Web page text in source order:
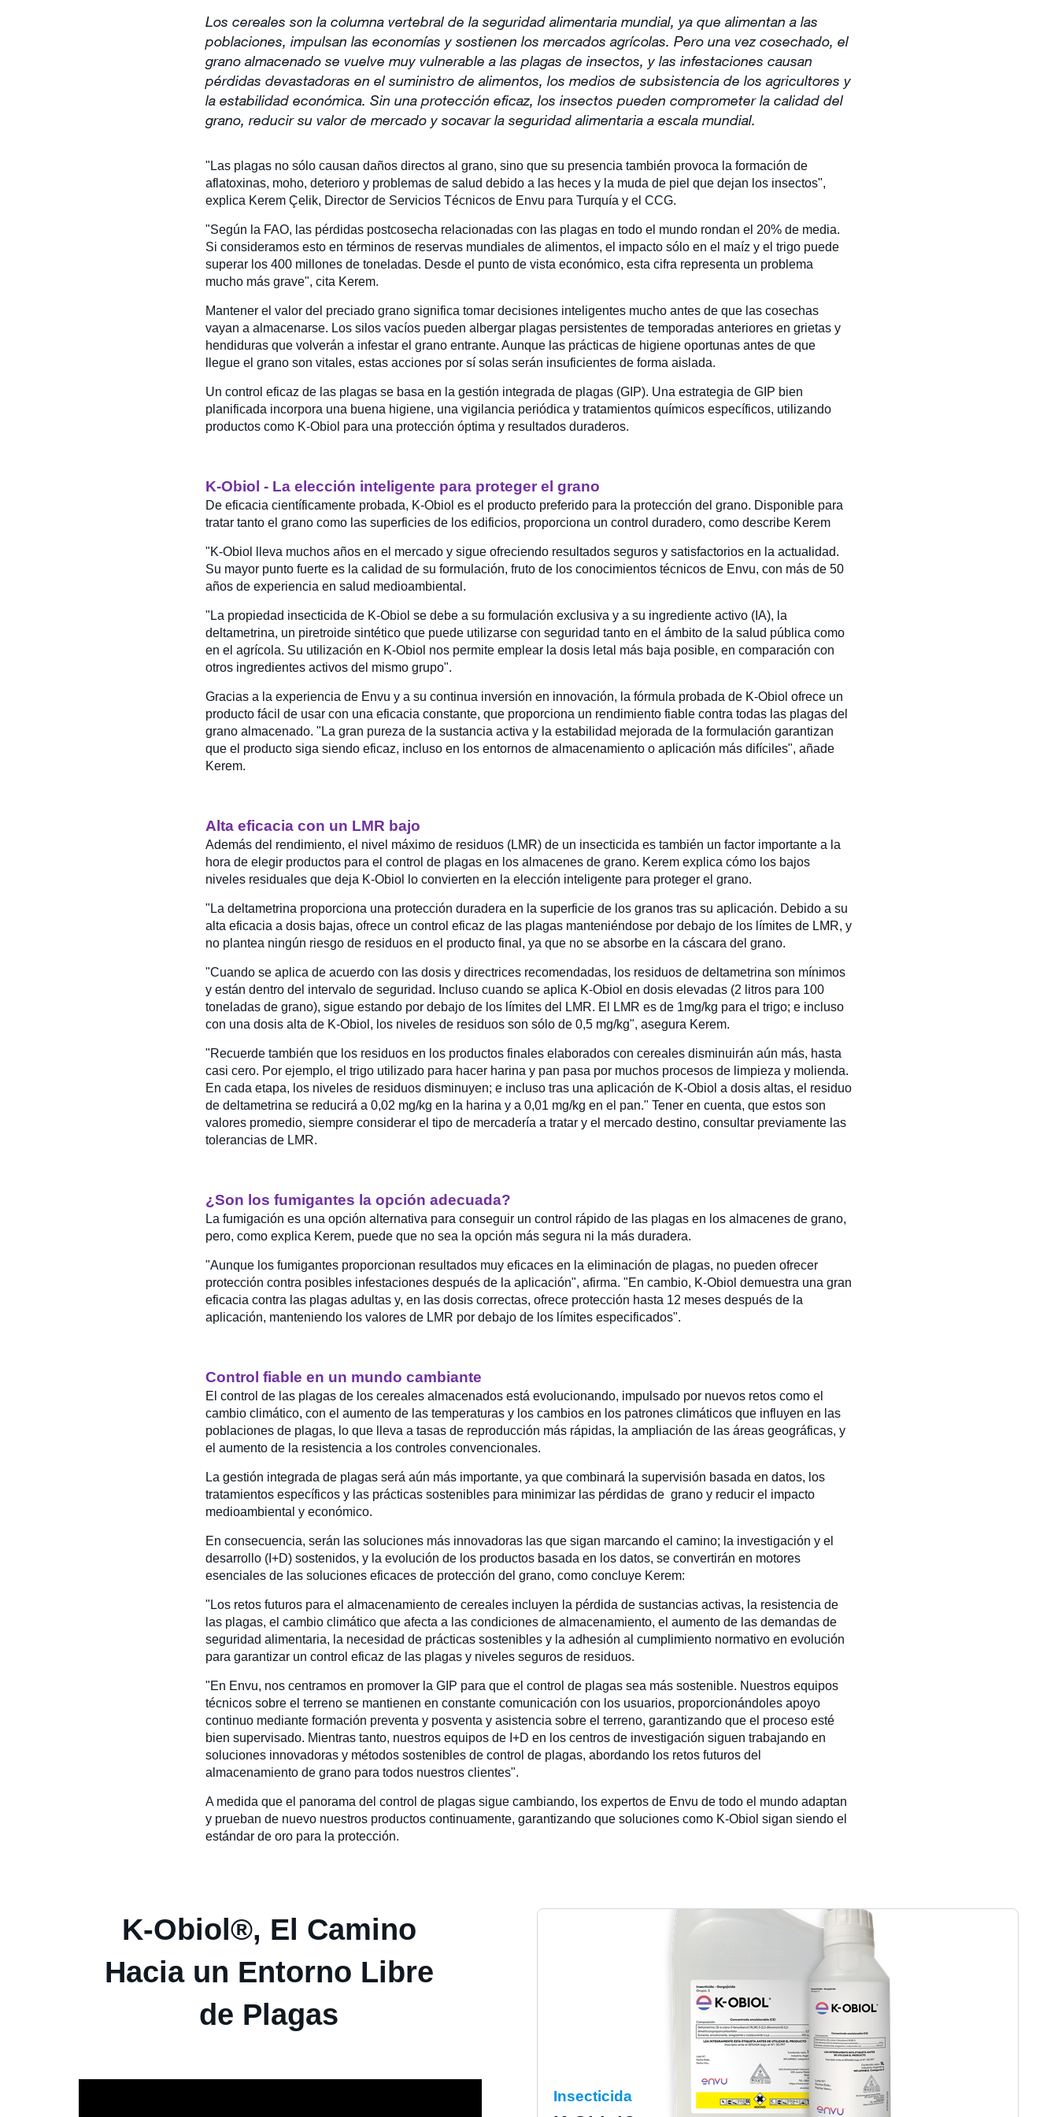
Los cereales son la columna vertebral de la seguridad alimentaria mundial, ya que alimentan a las
poblaciones, impulsan las economías y sostienen los mercados agrícolas. Pero una vez cosechado, el
grano almacenado se vuelve muy vulnerable a las plagas de insectos, y las infestaciones causan
pérdidas devastadoras en el suministro de alimentos, los medios de subsistencia de los agricultores y
la estabilidad económica. Sin una protección eficaz, los insectos pueden comprometer la calidad del
grano, reducir su valor de mercado y socavar la seguridad alimentaria a escala mundial.
"Las plagas no sólo causan daños directos al grano, sino que su presencia también provoca la formación de
aflatoxinas, moho, deterioro y problemas de salud debido a las heces y la muda de piel que dejan los insectos",
explica Kerem Çelik, Director de Servicios Técnicos de Envu para Turquía y el CCG.
"Según la FAO, las pérdidas postcosecha relacionadas con las plagas en todo el mundo rondan el 20% de media.
Si consideramos esto en términos de reservas mundiales de alimentos, el impacto sólo en el maíz y el trigo puede
superar los 400 millones de toneladas. Desde el punto de vista económico, esta cifra representa un problema
mucho más grave", cita Kerem.
Mantener el valor del preciado grano significa tomar decisiones inteligentes mucho antes de que las cosechas
vayan a almacenarse. Los silos vacíos pueden albergar plagas persistentes de temporadas anteriores en grietas y
hendiduras que volverán a infestar el grano entrante. Aunque las prácticas de higiene oportunas antes de que
llegue el grano son vitales, estas acciones por sí solas serán insuficientes de forma aislada.
Un control eficaz de las plagas se basa en la gestión integrada de plagas (GIP). Una estrategia de GIP bien
planificada incorpora una buena higiene, una vigilancia periódica y tratamientos químicos específicos, utilizando
productos como K-Obiol para una protección óptima y resultados duraderos.
K-Obiol - La elección inteligente para proteger el grano
De eficacia científicamente probada, K-Obiol es el producto preferido para la protección del grano. Disponible para
tratar tanto el grano como las superficies de los edificios, proporciona un control duradero, como describe Kerem
"K-Obiol lleva muchos años en el mercado y sigue ofreciendo resultados seguros y satisfactorios en la actualidad.
Su mayor punto fuerte es la calidad de su formulación, fruto de los conocimientos técnicos de Envu, con más de 50
años de experiencia en salud medioambiental.
"La propiedad insecticida de K-Obiol se debe a su formulación exclusiva y a su ingrediente activo (IA), la
deltametrina, un piretroide sintético que puede utilizarse con seguridad tanto en el ámbito de la salud pública como
en el agrícola. Su utilización en K-Obiol nos permite emplear la dosis letal más baja posible, en comparación con
otros ingredientes activos del mismo grupo".
Gracias a la experiencia de Envu y a su continua inversión en innovación, la fórmula probada de K-Obiol ofrece un
producto fácil de usar con una eficacia constante, que proporciona un rendimiento fiable contra todas las plagas del
grano almacenado. "La gran pureza de la sustancia activa y la estabilidad mejorada de la formulación garantizan
que el producto siga siendo eficaz, incluso en los entornos de almacenamiento o aplicación más difíciles", añade
Kerem.
Alta eficacia con un LMR bajo
Además del rendimiento, el nivel máximo de residuos (LMR) de un insecticida es también un factor importante a la
hora de elegir productos para el control de plagas en los almacenes de grano. Kerem explica cómo los bajos
niveles residuales que deja K-Obiol lo convierten en la elección inteligente para proteger el grano.
"La deltametrina proporciona una protección duradera en la superficie de los granos tras su aplicación. Debido a su
alta eficacia a dosis bajas, ofrece un control eficaz de las plagas manteniéndose por debajo de los límites de LMR, y
no plantea ningún riesgo de residuos en el producto final, ya que no se absorbe en la cáscara del grano.
"Cuando se aplica de acuerdo con las dosis y directrices recomendadas, los residuos de deltametrina son mínimos
y están dentro del intervalo de seguridad. Incluso cuando se aplica K-Obiol en dosis elevadas (2 litros para 100
toneladas de grano), sigue estando por debajo de los límites del LMR. El LMR es de 1mg/kg para el trigo; e incluso
con una dosis alta de K-Obiol, los niveles de residuos son sólo de 0,5 mg/kg", asegura Kerem.
"Recuerde también que los residuos en los productos finales elaborados con cereales disminuirán aún más, hasta
casi cero. Por ejemplo, el trigo utilizado para hacer harina y pan pasa por muchos procesos de limpieza y molienda.
En cada etapa, los niveles de residuos disminuyen; e incluso tras una aplicación de K-Obiol a dosis altas, el residuo
de deltametrina se reducirá a 0,02 mg/kg en la harina y a 0,01 mg/kg en el pan." Tener en cuenta, que estos son
valores promedio, siempre considerar el tipo de mercadería a tratar y el mercado destino, consultar previamente las
tolerancias de LMR.
¿Son los fumigantes la opción adecuada?
La fumigación es una opción alternativa para conseguir un control rápido de las plagas en los almacenes de grano,
pero, como explica Kerem, puede que no sea la opción más segura ni la más duradera.
"Aunque los fumigantes proporcionan resultados muy eficaces en la eliminación de plagas, no pueden ofrecer
protección contra posibles infestaciones después de la aplicación", afirma. "En cambio, K-Obiol demuestra una gran
eficacia contra las plagas adultas y, en las dosis correctas, ofrece protección hasta 12 meses después de la
aplicación, manteniendo los valores de LMR por debajo de los límites especificados".
Control fiable en un mundo cambiante
El control de las plagas de los cereales almacenados está evolucionando, impulsado por nuevos retos como el
cambio climático, con el aumento de las temperaturas y los cambios en los patrones climáticos que influyen en las
poblaciones de plagas, lo que lleva a tasas de reproducción más rápidas, la ampliación de las áreas geográficas, y
el aumento de la resistencia a los controles convencionales.
La gestión integrada de plagas será aún más importante, ya que combinará la supervisión basada en datos, los
tratamientos específicos y las prácticas sostenibles para minimizar las pérdidas de grano y reducir el impacto
medioambiental y económico.
En consecuencia, serán las soluciones más innovadoras las que sigan marcando el camino; la investigación y el
desarrollo (I+D) sostenidos, y la evolución de los productos basada en los datos, se convertirán en motores
esenciales de las soluciones eficaces de protección del grano, como concluye Kerem:
"Los retos futuros para el almacenamiento de cereales incluyen la pérdida de sustancias activas, la resistencia de
las plagas, el cambio climático que afecta a las condiciones de almacenamiento, el aumento de las demandas de
seguridad alimentaria, la necesidad de prácticas sostenibles y la adhesión al cumplimiento normativo en evolución
para garantizar un control eficaz de las plagas y niveles seguros de residuos.
"En Envu, nos centramos en promover la GIP para que el control de plagas sea más sostenible. Nuestros equipos
técnicos sobre el terreno se mantienen en constante comunicación con los usuarios, proporcionándoles apoyo
continuo mediante formación preventa y posventa y asistencia sobre el terreno, garantizando que el proceso esté
bien supervisado. Mientras tanto, nuestros equipos de I+D en los centros de investigación siguen trabajando en
soluciones innovadoras y métodos sostenibles de control de plagas, abordando los retos futuros del
almacenamiento de grano para todos nuestros clientes".
A medida que el panorama del control de plagas sigue cambiando, los expertos de Envu de todo el mundo adaptan
y prueban de nuevo nuestros productos continuamente, garantizando que soluciones como K-Obiol sigan siendo el
estándar de oro para la protección.
K-Obiol®, El Camino
Hacia un Entorno Libre
de Plagas
Insecticida